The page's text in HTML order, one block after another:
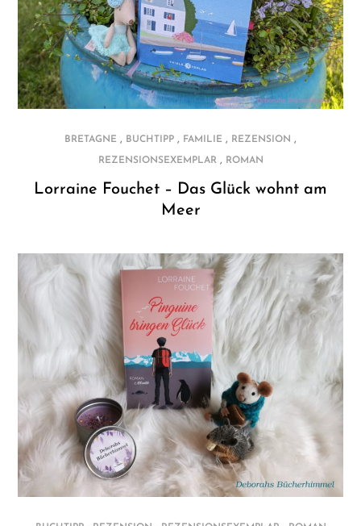
BRETAGNE , BUCHTIPP , FAMILIE , REZENSION ,
REZENSIONSEXEMPLAR, ROMAN
Lorraine Fouchet – Das Glück wohnt am
Meer